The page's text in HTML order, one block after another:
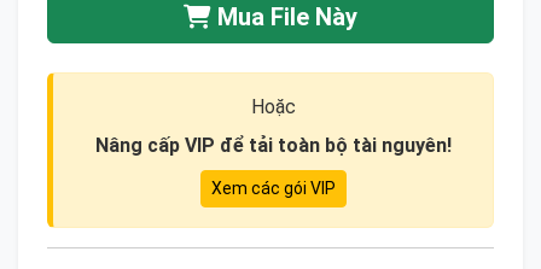
Mua File Này
Hoặc
Nâng cấp VIP để tải toàn bộ tài nguyên!
Xem các gói VIP